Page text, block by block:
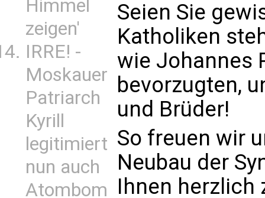
Himmel
zeigen'
IRRE! -
Moskauer
Patriarch
Kyrill
legitimiert
nun auch
Atombom
Seien Sie
Katholiken
wie Johannes
bevorzugten,
und Brüder!
So freuen wir
Neubau der
Ihnen herzlich